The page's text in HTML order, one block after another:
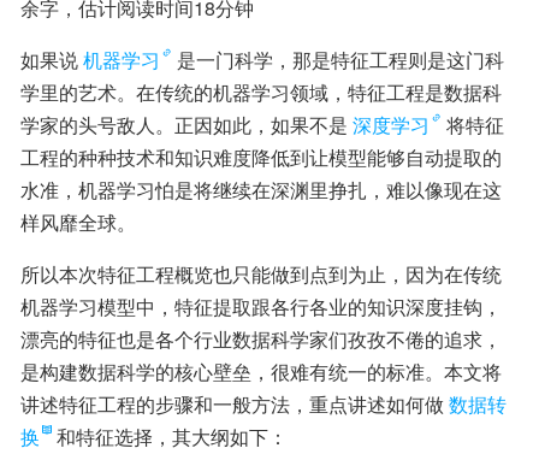
余字，估计阅读时间18分钟
如果说机器学习
是一门科学，那是特征工程则是这门科
学里的艺术。在传统的机器学习领域，特征工程是数据科
学家的头号敌人。正因如此，如果不是 深度学习
将特征
工程的种种技术和知识难度降低到让模型能够自动提取的
水准，机器学习怕是将继续在深渊里挣扎，难以像现在这
样风靡全球。
所以本次特征工程概览也只能做到点到为止，因为在传统
机器学习模型中，特征提取跟各行各业的知识深度挂钩，
漂亮的特征也是各个行业数据科学家们孜孜不倦的追求，
是构建数据科学的核心壁垒，很难有统一的标准。本文将
讲述特征工程的步骤和一般方法，重点讲述如何做数据转
换
和特征选择，其大纲如下：